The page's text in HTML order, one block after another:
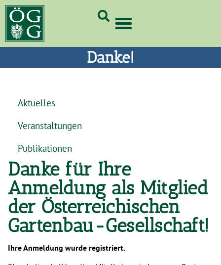
Danke!
Aktuelles
Veranstaltungen
Publikationen
Danke für Ihre
Anmeldung als Mitglied
der Österreichischen
Gartenbau-Gesellschaft!
Ihre Anmeldung wurde registriert.